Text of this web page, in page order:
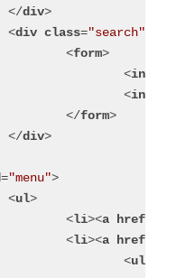
</div>
<div class="search"
<form>
<input
<input
</form>
</div>
="menu">
<ul>
<li><a href=
<li><a href=
<ul